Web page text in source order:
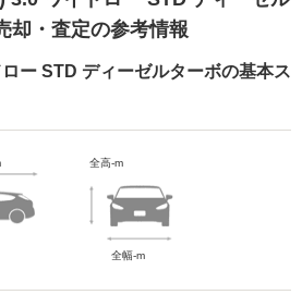
却・査定の参考情報
ー STD ディーゼルターボの基本ス
全高-m
全幅-m